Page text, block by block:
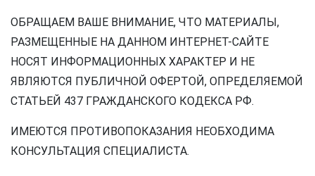
ОБРАЩАЕМ ВАШЕ ВНИМАНИЕ, ЧТО МАТЕРИАЛЫ,
РАЗМЕЩЕННЫЕ НА ДАННОМ ИНТЕРНЕТ-САЙТЕ
НОСЯТ ИНФОРМАЦИОННЫХ ХАРАКТЕР И НЕ
ЯВЛЯЮТСЯ ПУБЛИЧНОЙ ОФЕРТОЙ, ОПРЕДЕЛЯЕМОЙ
СТАТЬЕЙ 437 ГРАЖДАНСКОГО КОДЕКСА РФ.
ИМЕЮТСЯ ПРОТИВОПОКАЗАНИЯ НЕОБХОДИМА
КОНСУЛЬТАЦИЯ СПЕЦИАЛИСТА.